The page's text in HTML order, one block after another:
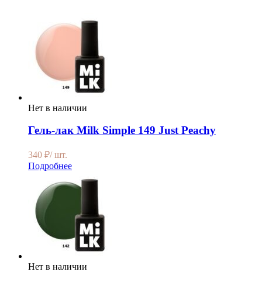
Нет в наличии
Гель-лак Milk Simple 149 Just Peachy
340 ₽/ шт.
Подробнее
Нет в наличии